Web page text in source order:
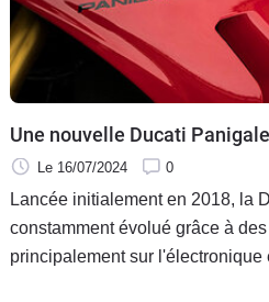
Scooters
&
125
Marques
Services
Auto
Une nouvelle Ducati
Le 16/07/2024 0
Lancée initialement en 2018, la
constamment évolué grâce à
principalement sur l'électronique